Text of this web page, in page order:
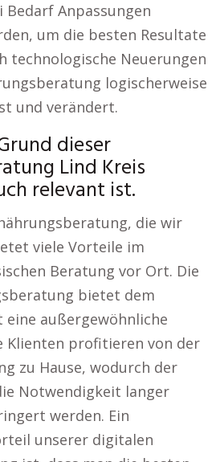
Anpassungen
um die besten Resultate
technologische Neuerungen
logischerweise
und verändert.
dieser
Lind Kreis
relevant ist.
die wir
viele Vorteile im
Beratung vor Ort. Die
bietet dem
eine außergewöhnliche
Klienten profitieren von der
zu Hause, wodurch der
Notwendigkeit langer
werden. Ein
unserer digitalen